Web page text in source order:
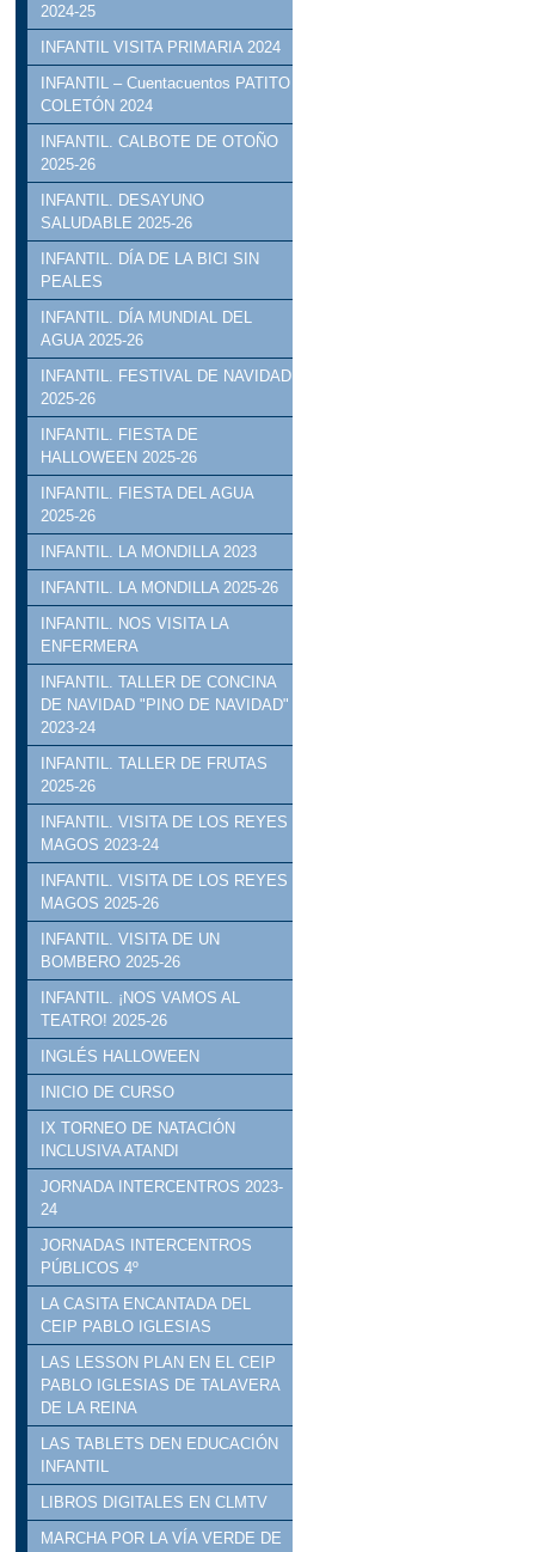
2024-25
INFANTIL VISITA PRIMARIA 2024
INFANTIL – Cuentacuentos PATITO
COLETÓN 2024
INFANTIL. CALBOTE DE OTOÑO
2025-26
INFANTIL. DESAYUNO
SALUDABLE 2025-26
INFANTIL. DÍA DE LA BICI SIN
PEALES
INFANTIL. DÍA MUNDIAL DEL
AGUA 2025-26
INFANTIL. FESTIVAL DE NAVIDAD
2025-26
INFANTIL. FIESTA DE
HALLOWEEN 2025-26
INFANTIL. FIESTA DEL AGUA
2025-26
INFANTIL. LA MONDILLA 2023
INFANTIL. LA MONDILLA 2025-26
INFANTIL. NOS VISITA LA
ENFERMERA
INFANTIL. TALLER DE CONCINA
DE NAVIDAD "PINO DE NAVIDAD"
2023-24
INFANTIL. TALLER DE FRUTAS
2025-26
INFANTIL. VISITA DE LOS REYES
MAGOS 2023-24
INFANTIL. VISITA DE LOS REYES
MAGOS 2025-26
INFANTIL. VISITA DE UN
BOMBERO 2025-26
INFANTIL. ¡NOS VAMOS AL
TEATRO! 2025-26
INGLÉS HALLOWEEN
INICIO DE CURSO
IX TORNEO DE NATACIÓN
INCLUSIVA ATANDI
JORNADA INTERCENTROS 2023-
24
JORNADAS INTERCENTROS
PÚBLICOS 4º
LA CASITA ENCANTADA DEL
CEIP PABLO IGLESIAS
LAS LESSON PLAN EN EL CEIP
PABLO IGLESIAS DE TALAVERA
DE LA REINA
LAS TABLETS DEN EDUCACIÓN
INFANTIL
LIBROS DIGITALES EN CLMTV
MARCHA POR LA VÍA VERDE DE